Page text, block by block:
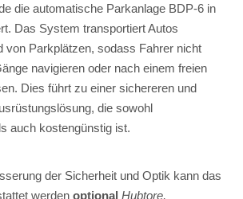
die automatische Parkanlage BDP-6 in
Das System transportiert Autos
von Parkplätzen, sodass Fahrer nicht
navigieren oder nach einem freien
Dies führt zu einer sichereren und
die sowohl
auch kostengünstig ist.
der Sicherheit und Optik kann das
werden optional Hubtore,